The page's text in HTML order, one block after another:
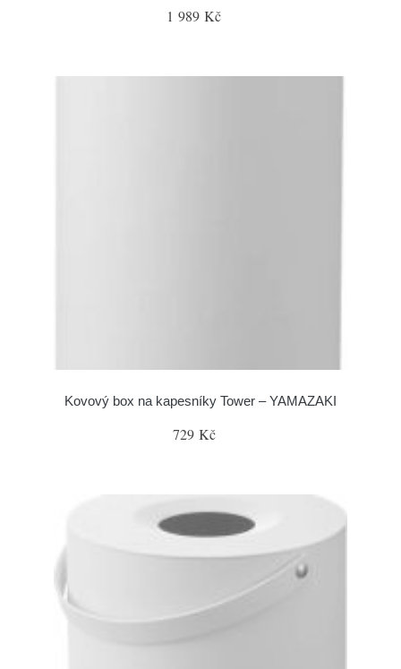
1 989 Kč
Kovový box na kapesníky Tower – YAMAZAKI
729 Kč